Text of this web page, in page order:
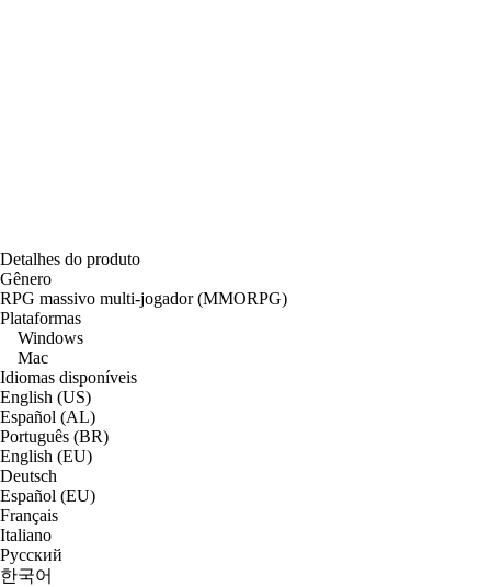
Detalhes do produto
Gênero
RPG massivo multi-jogador (MMORPG)
Plataformas
Windows
Mac
Idiomas disponíveis
English (US)
Español (AL)
Português (BR)
English (EU)
Deutsch
Español (EU)
Français
Italiano
Русский
한국어